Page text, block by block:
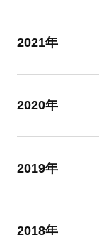
2021年
2020年
2019年
2018年